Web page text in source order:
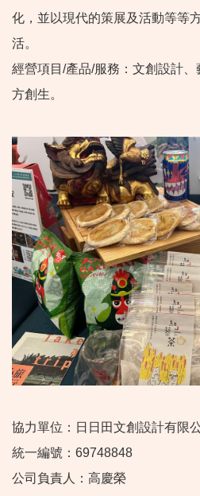
化，並以現代的策展及活動等等
活。
經營項目/產品/服務：文創設計
方創生。
協力單位：日日田文創設計有限
統一編號：69748848
公司負責人：高慶榮